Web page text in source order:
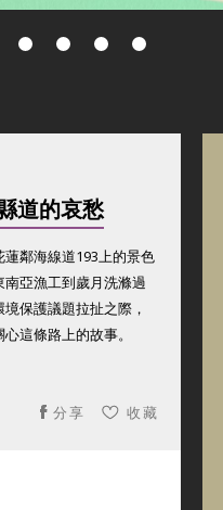
道的哀愁
鄰海線道193上的景色
亞漁工到歲月洗滌過
保護議題拉扯之際，
這條路上的故事。
收藏
分享